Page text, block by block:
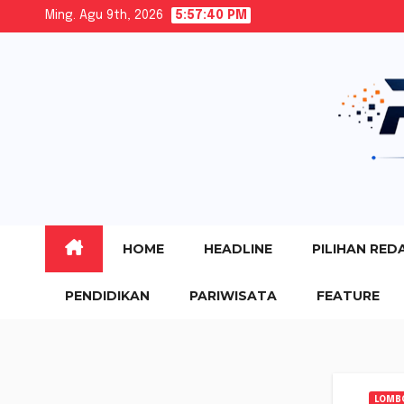
Ming. Agu 9th, 2026 5:57:41 PM
HOME HEADLINE PILIHAN
PENDIDIKAN PARIWISATA FEATURE